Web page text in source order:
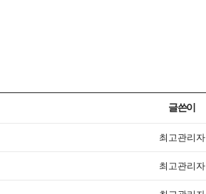
글쓴이
최고관리자
최고관리자